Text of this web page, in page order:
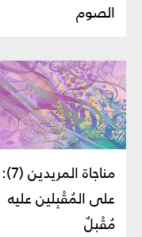
الصوم
مناجاة المريدين (7):
على المُقْبِلين عليه
مُقْبلٌ